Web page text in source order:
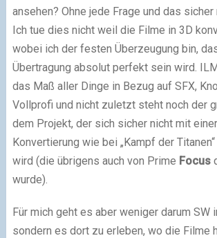
ansehen? Ohne jede Frage und das sicher
Ich tue dies nicht weil die Filme in 3D
wobei ich der festen Überzeugung bin,
Übertragung absolut perfekt sein wird.
das Maß aller Dinge in Bezug auf SFX,
Vollprofi und nicht zuletzt steht noch der
dem Projekt, der sich sicher nicht mit
Konvertierung wie bei „Kampf der
wird (die übrigens auch von Prime Focus
wurde).
Für mich geht es aber weniger darum SW
sondern es dort zu erleben, wo die Filme